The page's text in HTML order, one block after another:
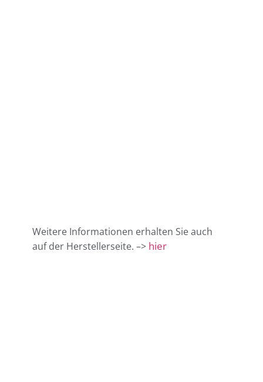
Weitere Informationen erhalten Sie auch
auf der Herstellerseite. –> hier